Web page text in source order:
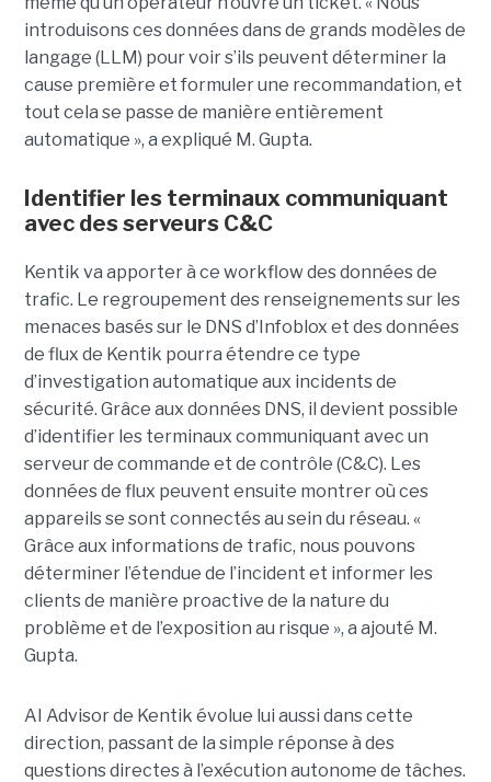
introduisons ces données dans de grands modèles de
langage (LLM) pour voir s’ils peuvent déterminer la
cause première et formuler une recommandation, et
tout cela se passe de manière entièrement
automatique », a expliqué M. Gupta.
Identifier les terminaux communiquant
avec des serveurs C&C
Kentik va apporter à ce workflow des données de
trafic. Le regroupement des renseignements sur les
menaces basés sur le DNS d’Infoblox et des données
de flux de Kentik pourra étendre ce type
d’investigation automatique aux incidents de
sécurité. Grâce aux données DNS, il devient possible
d’identifier les terminaux communiquant avec un
serveur de commande et de contrôle (C&C). Les
données de flux peuvent ensuite montrer où ces
appareils se sont connectés au sein du réseau. «
Grâce aux informations de trafic, nous pouvons
déterminer l’étendue de l’incident et informer les
clients de manière proactive de la nature du
problème et de l’exposition au risque », a ajouté M.
Gupta.
AI Advisor de Kentik évolue lui aussi dans cette
direction, passant de la simple réponse à des
questions directes à l’exécution autonome de tâches.